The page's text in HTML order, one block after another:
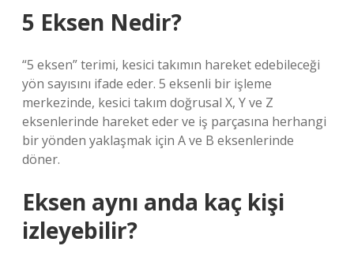
5 Eksen Nedir?
“5 eksen” terimi, kesici takımın hareket edebileceği
yön sayısını ifade eder. 5 eksenli bir işleme
merkezinde, kesici takım doğrusal X, Y ve Z
eksenlerinde hareket eder ve iş parçasına herhangi
bir yönden yaklaşmak için A ve B eksenlerinde
döner.
Eksen aynı anda kaç kişi
izleyebilir?